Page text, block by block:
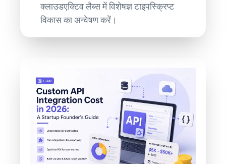
क्लाउडएक्टिव लैब्स में विशेषज्ञ टाइपस्क्रिप्ट
विकास का अन्वेषण करें।